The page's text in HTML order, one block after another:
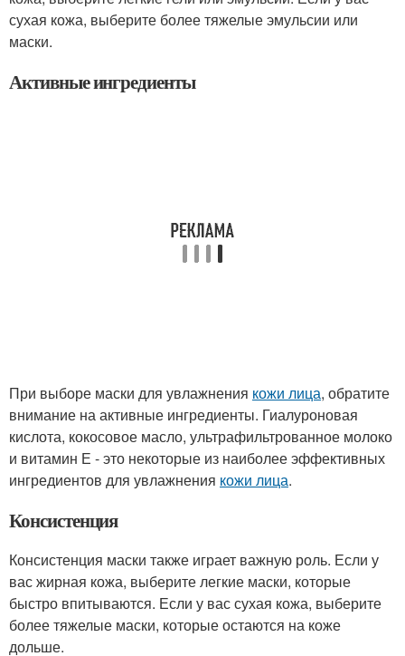
сухая кожа, выберите более тяжелые эмульсии или
маски.
Активные ингредиенты
При выборе маски для увлажнения кожи лица, обратите
внимание на активные ингредиенты. Гиалуроновая
кислота, кокосовое масло, ультрафильтрованное молоко
и витамин Е - это некоторые из наиболее эффективных
ингредиентов для увлажнения кожи лица.
Консистенция
Консистенция маски также играет важную роль. Если у
вас жирная кожа, выберите легкие маски, которые
быстро впитываются. Если у вас сухая кожа, выберите
более тяжелые маски, которые остаются на коже
дольше.